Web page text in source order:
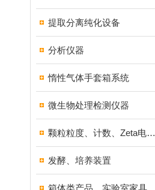
提取分离纯化设备
分析仪器
惰性气体手套箱系统
微生物处理检测仪器
颗粒粒度、计数、Zeta电位分析仪器
发酵、培养装置
箱体类产品、实验室家具